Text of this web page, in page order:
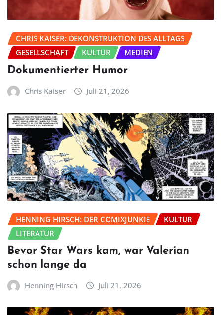
CHRIS KAISER: DEKONSTRUKTION DES ALLTAGS
GESELLSCHAFT
KULTUR MEDIEN
Dokumentierter Humor
Chris Kaiser Juli 21, 2026
HENNING HIRSCH: DER COMIXJUNKIE
KULTUR
LITERATUR
Bevor Star Wars kam, war Valerian
schon lange da
Henning Hirsch Juli 21, 2026